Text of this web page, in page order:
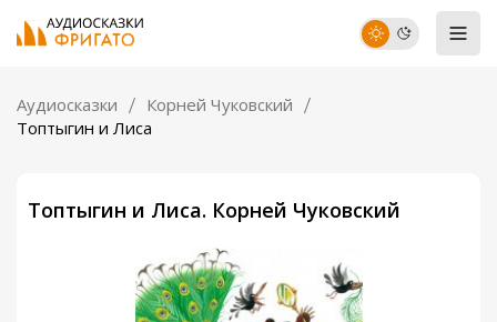
Аудиосказки
Корней Чуковский
Топтыгин и Лиса
Топтыгин и Лиса. Корней Чуковский